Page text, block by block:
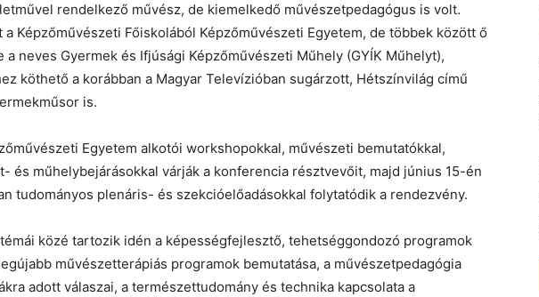
rendelkező művész, de kiemelkedő művészetpedagógus is volt.
a Képzőművészeti Főiskolából Képzőművészeti Egyetem, de többek között ő
a neves Gyermek és Ifjúsági Képzőművészeti Műhely (GYÍK Műhelyt),
köthető a korábban a Magyar Televízióban sugárzott, Hétszínvilág című
is.
Egyetem alkotói workshopokkal, művészeti bemutatókkal,
és műhelybejárásokkal várják a konferencia résztvevőit, majd június 15-én
tudományos plenáris- és szekcióelőadásokkal folytatódik a rendezvény.
közé tartozik idén a képességfejlesztő, tehetséggondozó programok
művészetterápiás programok bemutatása, a művészetpedagógia
adott válaszai, a természettudomány és technika kapcsolata a